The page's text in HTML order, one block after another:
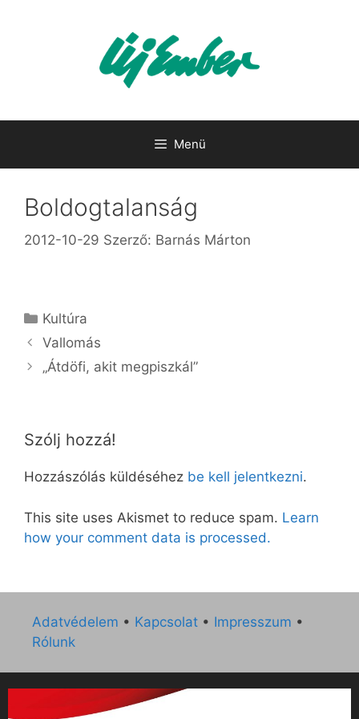
Menü
Boldogtalanság
2012-10-29 Szerző: Barnás Márton
Kategória
Kultúra
Vallomás
„Átdöfi, akit megpiszkál”
Szólj hozzá!
Hozzászólás küldéséhez be kell jelentkezni.
This site uses Akismet to reduce spam. Learn
how your comment data is processed.
Adatvédelem • Kapcsolat • Impresszum •
Rólunk